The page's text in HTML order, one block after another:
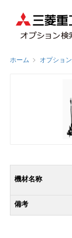
ホーム オプショ
機材名称
備考